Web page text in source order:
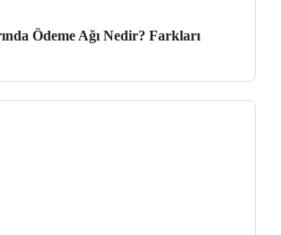
Ödeme Ağı Nedir? Farkları